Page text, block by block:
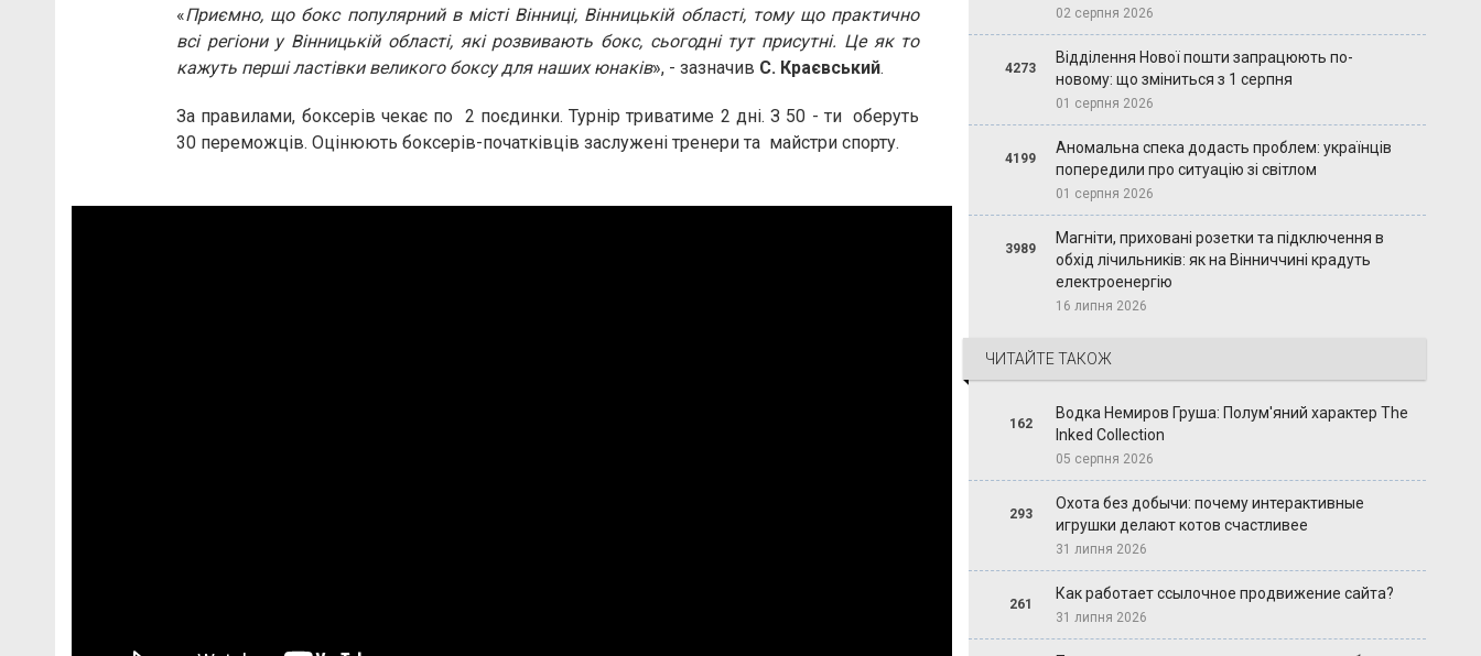
«Приємно, що бокс популярний в місті Вінниці, Вінницькій області, тому що практично
всі регіони у Вінницькій області, які розвивають бокс, сьогодні тут присутні. Це як то
кажуть перші ластівки великого боксу для наших юнаків», - зазначив С. Краєвський.
За правилами, боксерів чекає по 2 поєдинки. Турнір триватиме 2 дні. З 50 - ти оберуть
30 переможців. Оцінюють боксерів-початківців заслужені тренери та майстри спорту.
02 серпня 2026
4273
Відділення Нової пошти запрацюють по-
новому: що зміниться з 1 серпня
01 серпня 2026
4199
Аномальна спека додасть проблем: українців
попередили про ситуацію зі світлом
01 серпня 2026
3989
Магніти, приховані розетки та підключення в
обхід лічильників: як на Вінниччині крадуть
електроенергію
16 липня 2026
ЧИТАЙТЕ ТАКОЖ
162
Водка Немиров Груша: Полум'яний характер The
Inked Collection
05 серпня 2026
293
Охота без добычи: почему интерактивные
игрушки делают котов счастливее
31 липня 2026
261
Как работает ссылочное продвижение сайта?
31 липня 2026